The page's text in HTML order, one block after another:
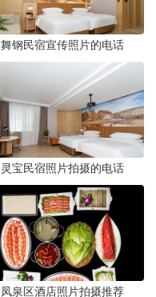
舞钢民宿宣传照片的电话
灵宝民宿照片拍摄的电话
凤泉区酒店照片拍摄推荐